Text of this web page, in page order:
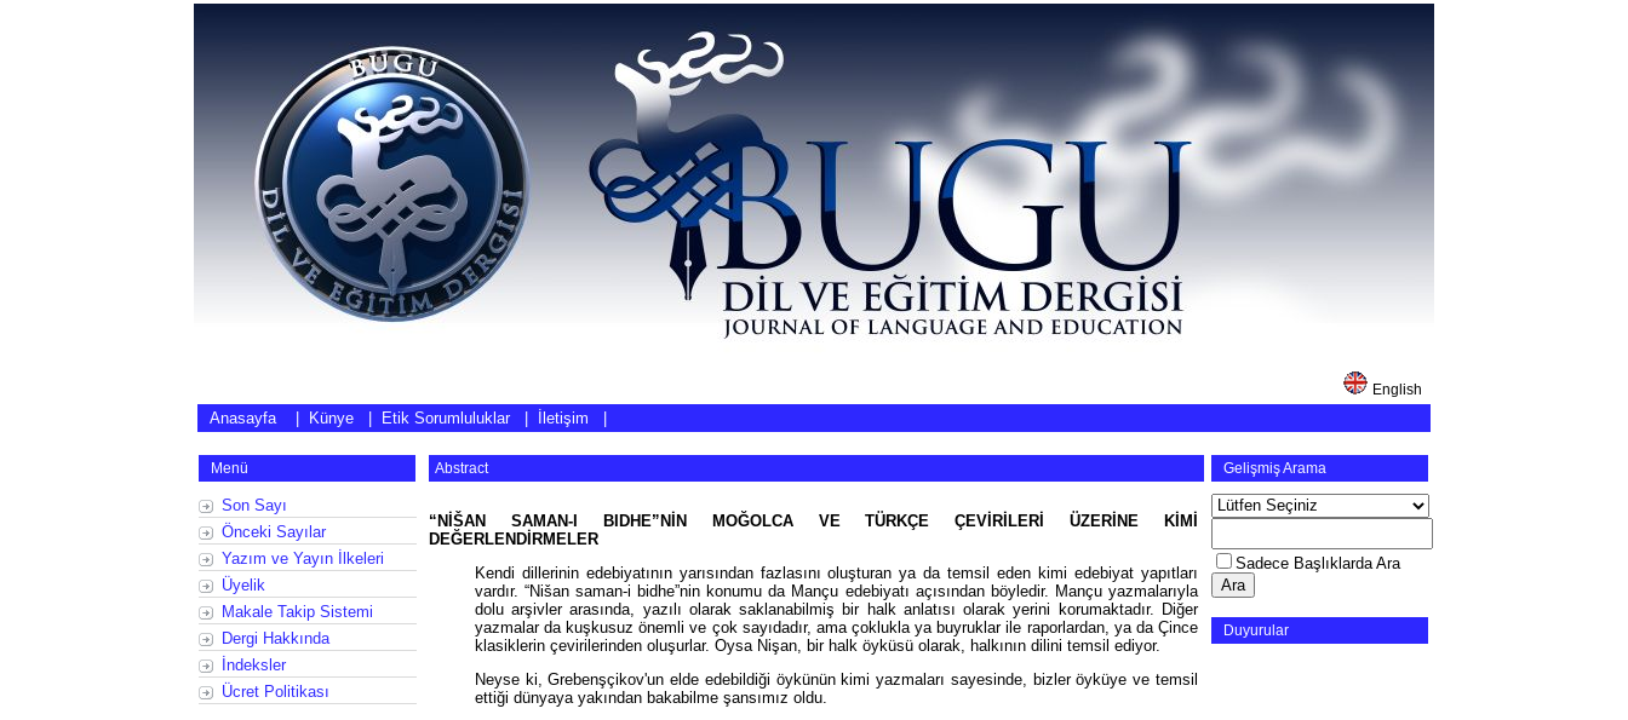
English
Anasayfa| Künye Etik Sorumluluklar İletişim
Menü
Son Sayı
Önceki Sayılar
Yazım ve Yayın İlkeleri
Üyelik
Makale Takip Sistemi
Dergi Hakkında
İndeksler
Ücret Politikası
Abstract
“NİŠAN SAMAN-I BIDHE”NİN MOĞOLCA VE TÜRKÇE ÇEVİRİLERİ ÜZERİNE KİMİ
DEĞERLENDİRMELER
Kendi dillerinin edebiyatının yarısından fazlasını oluşturan ya da temsil eden kimi edebiyat yapıtları
vardır. “Nišan saman-i bidhe”nin konumu da Mançu edebiyatı açısından böyledir. Mançu yazmalarıyla
dolu arşivler arasında, yazılı olarak saklanabilmiş bir halk anlatısı olarak yerini korumaktadır. Diğer
yazmalar da kuşkusuz önemli ve çok sayıdadır, ama çoklukla ya buyruklar ile raporlardan, ya da Çince
klasiklerin çevirilerinden oluşurlar. Oysa Nişan, bir halk öyküsü olarak, halkının dilini temsil ediyor.
Neyse ki, Grebenşçikov'un elde edebildiği öykünün kimi yazmaları sayesinde, bizler öyküye ve temsil
ettiği dünyaya yakından bakabilme şansımız oldu.
Gelişmiş Arama
Sadece Başlıklarda Ara
Duyurular